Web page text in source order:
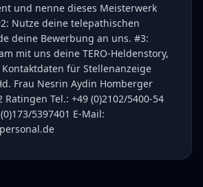
und nenne dieses Meisterwerk
Nutze deine telepathischen
deine Bewerbung an uns. #3:
mit uns deine TERO-Heldenstory,
für Stellenanzeige
Frau Nesrin Aydin Homberger
Ratingen Tel.: +49 (0)2102/5400-54
5397401 E-Mail: